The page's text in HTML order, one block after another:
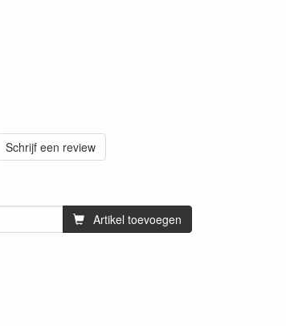
Schrijf een review
Artikel toevoegen